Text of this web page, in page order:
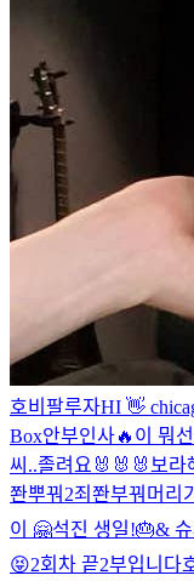
호비팔루자HI 👋
Box안부인사🔥 이 뭐
씨..졸려요🐰🐰🐰 보라
쫜뿌꿔2죄쫜부꿔 머리
이 🤗석진 생일!🎂&
😝2회차 끝2부입니다